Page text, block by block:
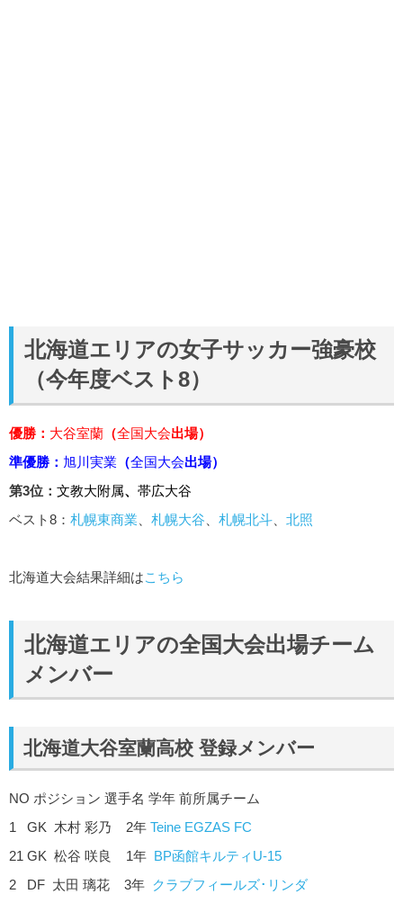
北海道エリアの女子サッカー強豪校
（今年度ベスト8）
優勝： 大谷室蘭 （全国大会出場）
準優勝： 旭川実業 （全国大会出場）
第3位： 文教大附属、 帯広大谷
ベスト8： 札幌東商業 札幌大谷 札幌北斗 北照
北海道大会結果詳細はこちら
北海道エリアの全国大会出場チーム
メンバー
北海道大谷室蘭高校 登録メンバー
NO ポジション 選手名 学年 前所属チーム
1 GK 木村 彩乃 2年 Teine EGZAS FC
21 GK 松谷 咲良 1年 BP函館キルティU-15
2 DF 太田 璃花 3年 クラブフィールズ･リンダ